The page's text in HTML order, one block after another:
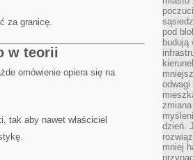
za granicę.
w teorii
omówienie opiera się na
tak aby nawet właściciel
pod
odwagi
dzień.
mniej